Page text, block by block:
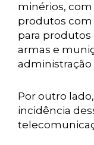
minérios, com
produtos
para
armas e
administração
Por outro
incidência